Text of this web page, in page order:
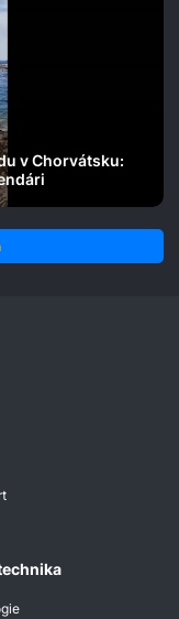
v Chorvátsku: